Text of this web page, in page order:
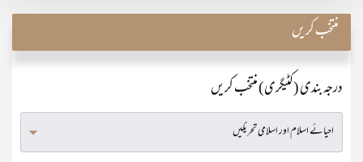
منتخب کریں
درجہ بندی (کٹیگری) منتخب کریں